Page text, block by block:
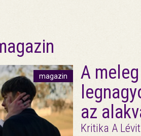
magazin
A
az
Kritika A